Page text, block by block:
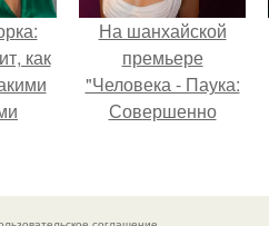
как
На шанхайской
премьере
"Человека - Паука:
Совершенно
просто очередной
наряд, а настоящий